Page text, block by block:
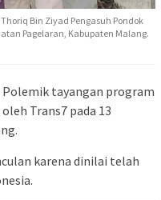
Bin Ziyad Pengasuh Pondok
Pagelaran, Kabupaten Malang.
Polemik tayangan program
Trans7 pada 13
karena dinilai telah